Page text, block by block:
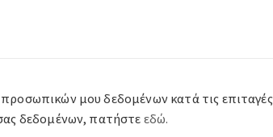
μου δεδομένων κατά τις
δεδομένων, πατήστε εδώ.